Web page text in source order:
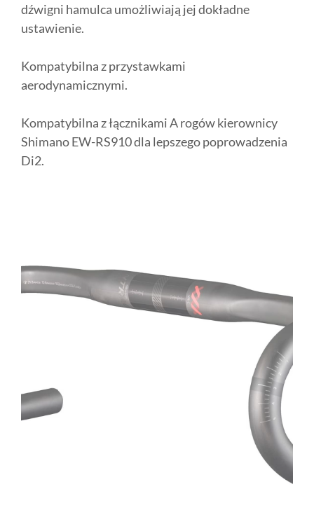
dźwigni hamulca umożliwiają jej dokładne
ustawienie.
Kompatybilna z przystawkami
aerodynamicznymi.
Kompatybilna z łącznikami A rogów kierownicy
Shimano EW-RS910 dla lepszego poprowadzenia
Di2.